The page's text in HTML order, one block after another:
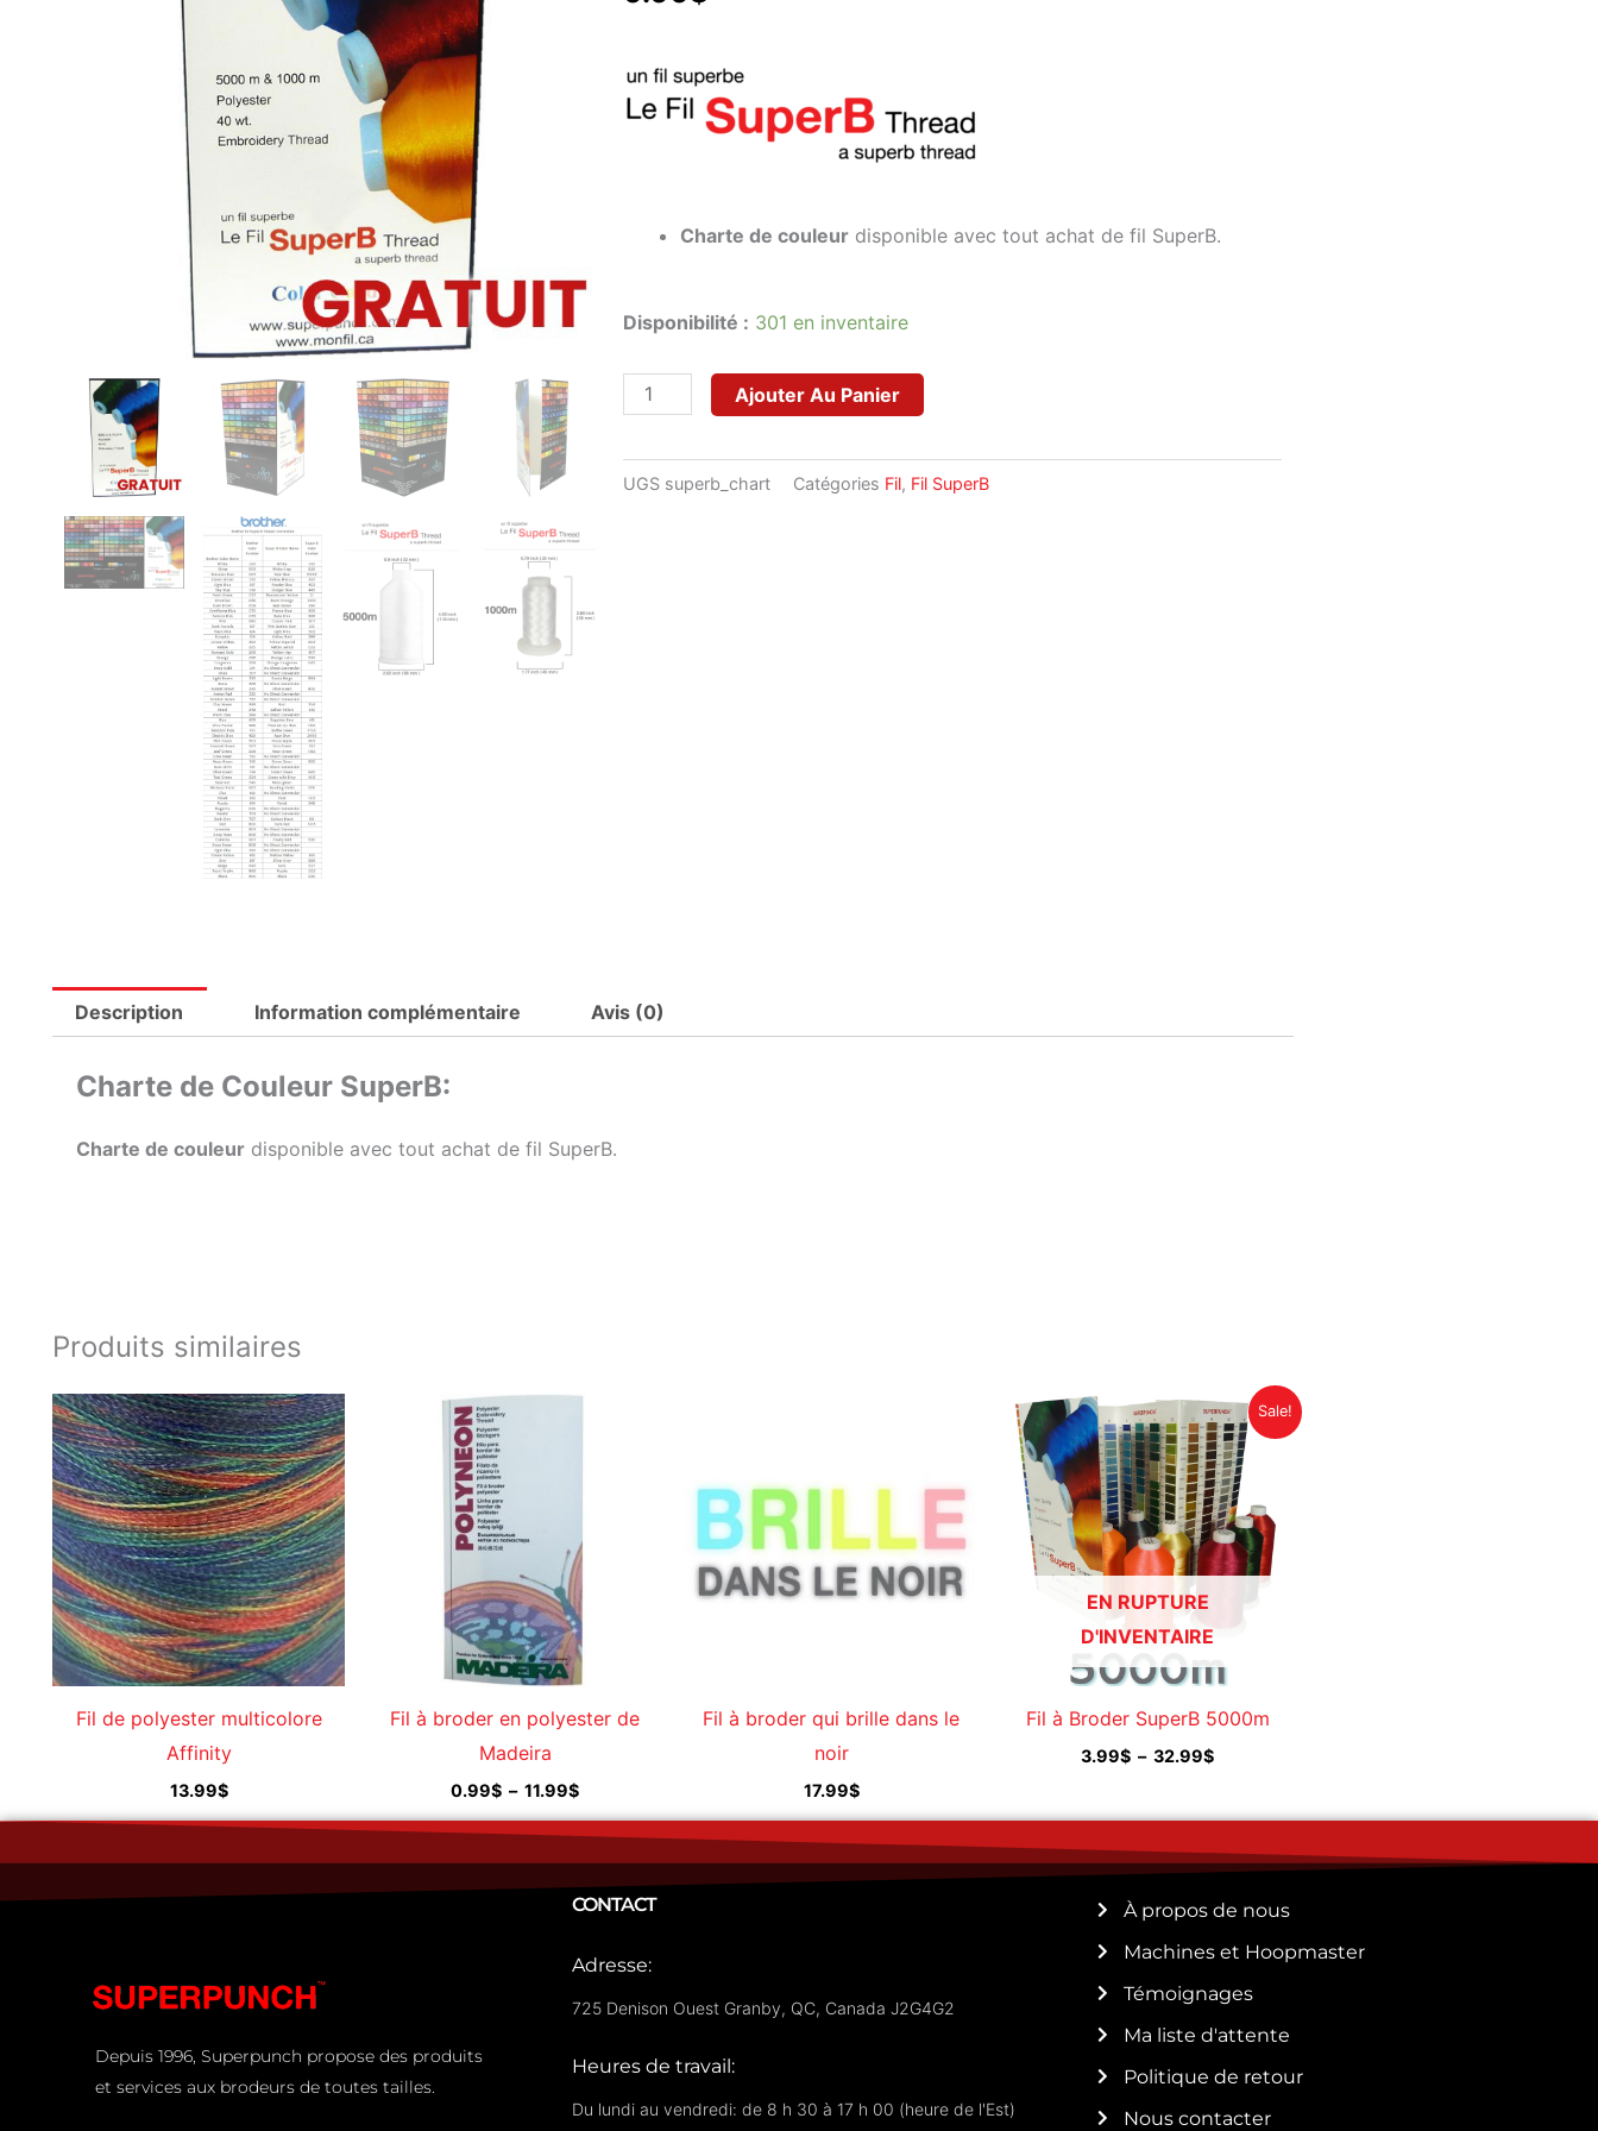
Charte de couleurdisponible avec tout achat de fil SuperB.
Disponibilité : 301 en inventaire
quantité
Charte
Couleur
SuperB
Ajouter Au Panier
UGS superb_chart Catégories Fil, Fil SuperB
Description Information complémentaire Avis (0)
Charte de Couleur SuperB:
Charte de couleur disponible avec tout achat de fil SuperB.
Produits similaires
Fil de polyester multicolore
Affinity
13.99$
Fil à broder en polyester de
Madeira
0.99$ – 11.99$
Plage
Fil à broder qui brille dans le
noir
17.99$
Sale!
EN RUPTURE
D'INVENTAIRE
Fil à Broder SuperB 5000m
3.99$ – 32.99$
Plage
de
prix :
3.99$
à
32.99$
Depuis 1996, Superpunch propose des produits
et services aux brodeurs de toutes tailles.
CONTACT
Adresse:
725 Denison Ouest Granby, QC, Canada J2G4G2
Heures de travail:
Du lundi au vendredi: de 8 h 30 à 17 h 00 (heure de l'Est)
À propos de nous
Machines et Hoopmaster
Témoignages
Ma liste d'attente
Politique de retour
Nous contacter